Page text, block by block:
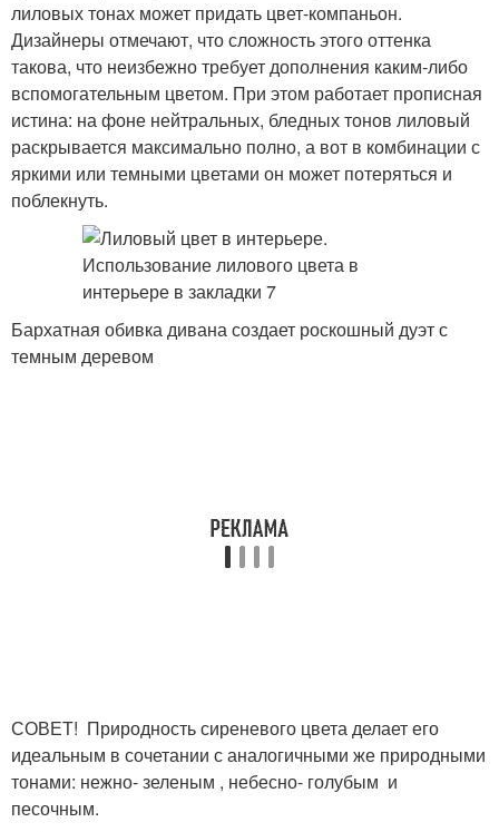
лиловых тонах может придать цвет-компаньон.
Дизайнеры отмечают, что сложность этого оттенка
такова, что неизбежно требует дополнения каким-либо
вспомогательным цветом. При этом работает прописная
истина: на фоне нейтральных, бледных тонов лиловый
раскрывается максимально полно, а вот в комбинации с
яркими или темными цветами он может потеряться и
поблекнуть.
Бархатная обивка дивана создает роскошный дуэт с
темным деревом
СОВЕТ! Природность сиреневого цвета делает его
идеальным в сочетании с аналогичными же природными
тонами: нежно- зеленым , небесно- голубым и
песочным.